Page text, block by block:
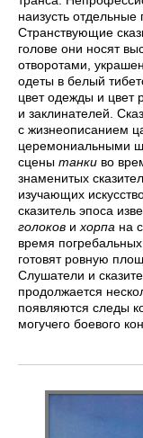
наизусть
Странствующие
голове они носят
отворотами,
одеты в белый
цвет одежды и цвет
и заклинателей.
с жизнеописанием
церемониальными
сцены танки во
знаменитых
изучающих
сказитель эпоса
голоков и хорпа на
время
готовят ровную
Слушатели и
продолжается
появляются следы
могучего боевого